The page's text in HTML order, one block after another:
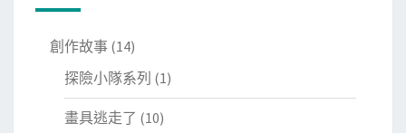
創作故事 (14)
探險小隊系列 (1)
畫具逃走了 (10)